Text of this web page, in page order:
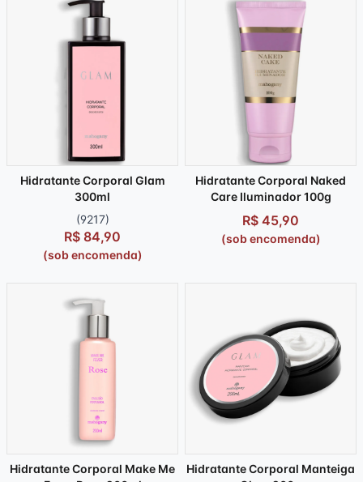
Hidratante Corporal Glam
300ml
(9217)
R$ 84,90
(sob encomenda)
Hidratante Corporal Naked
Care Iluminador 100g
R$ 45,90
(sob encomenda)
Hidratante Corporal Make Me
Hidratante Corporal Manteiga